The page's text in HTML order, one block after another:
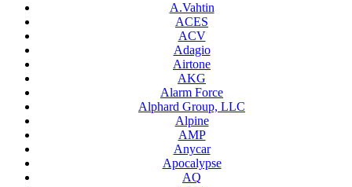
A.Vahtin
ACES
ACV
Adagio
Airtone
AKG
Alarm Force
Alphard Group, LLC
Alpine
AMP
Anycar
Apocalypse
AQ